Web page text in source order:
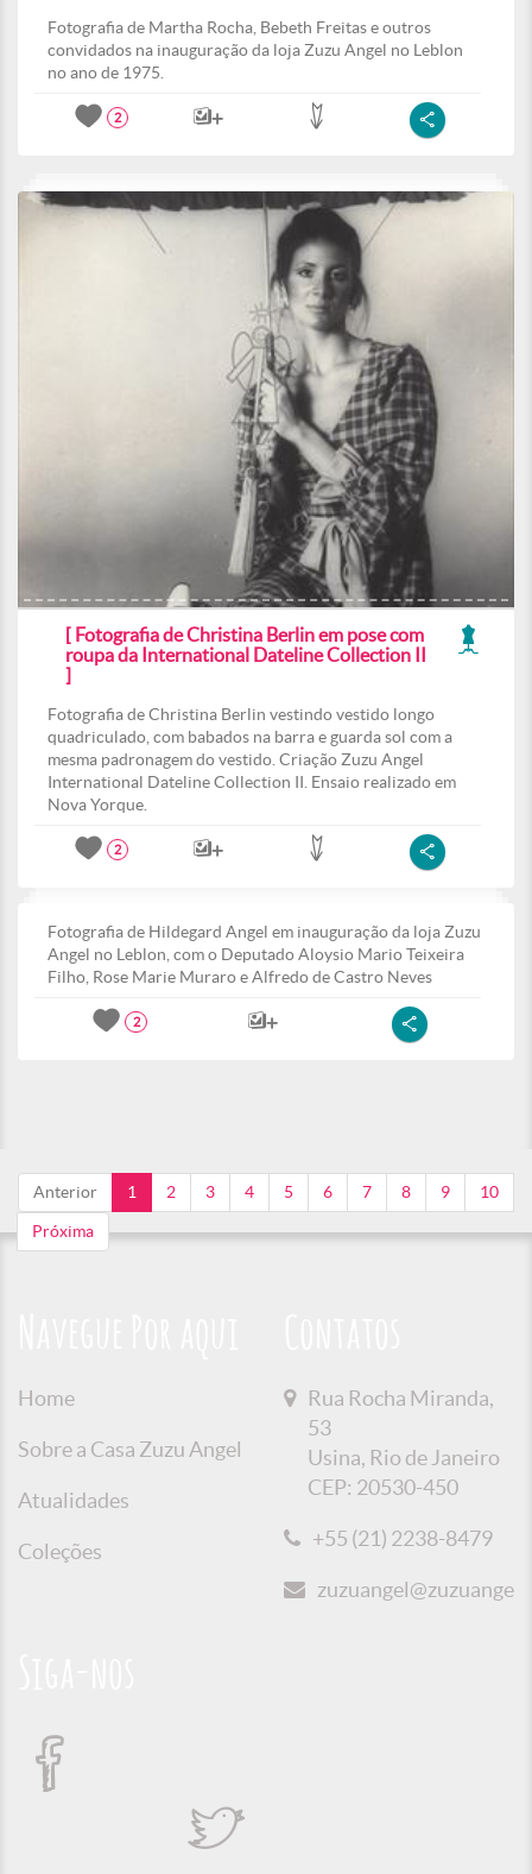
Fotografia de Martha Rocha, Bebeth Freitas e outros
convidados na inauguração da loja Zuzu Angel no Leblon
no ano de 1975.
2
[ Fotografia de Christina Berlin em pose com
roupa da International Dateline Collection II
]
Fotografia de Christina Berlin vestindo vestido longo
quadriculado, com babados na barra e guarda sol com a
mesma padronagem do vestido. Criação Zuzu Angel
International Dateline Collection II. Ensaio realizado em
Nova Yorque.
2
Fotografia de Hildegard Angel em inauguração da loja Zuzu
Angel no Leblon, com o Deputado Aloysio Mario Teixeira
Filho, Rose Marie Muraro e Alfredo de Castro Neves
2
Anterior 1 2 3 4 5 6 7 8 9 10
Próxima
Home
Sobre a Casa Zuzu Angel
Atualidades
Coleções
Rua Rocha Miranda,
53
Usina, Rio de Janeiro
CEP: 20530-450
+55 (21) 2238-8479